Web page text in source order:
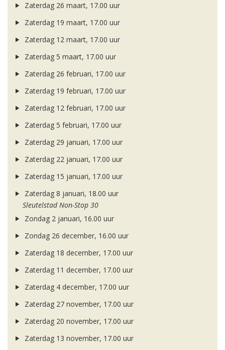
Zaterdag 26 maart, 17.00 uur
Zaterdag 19 maart, 17.00 uur
Zaterdag 12 maart, 17.00 uur
Zaterdag 5 maart, 17.00 uur
Zaterdag 26 februari, 17.00 uur
Zaterdag 19 februari, 17.00 uur
Zaterdag 12 februari, 17.00 uur
Zaterdag 5 februari, 17.00 uur
Zaterdag 29 januari, 17.00 uur
Zaterdag 22 januari, 17.00 uur
Zaterdag 15 januari, 17.00 uur
Zaterdag 8 januari, 18.00 uur
Sleutelstad Non-Stop 30
Zondag 2 januari, 16.00 uur
Zondag 26 december, 16.00 uur
Zaterdag 18 december, 17.00 uur
Zaterdag 11 december, 17.00 uur
Zaterdag 4 december, 17.00 uur
Zaterdag 27 november, 17.00 uur
Zaterdag 20 november, 17.00 uur
Zaterdag 13 november, 17.00 uur